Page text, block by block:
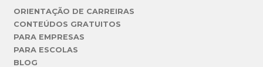
ORIENTAÇÃO DE CARREIRAS
CONTEÚDOS GRATUITOS
PARA EMPRESAS
PARA ESCOLAS
BLOG